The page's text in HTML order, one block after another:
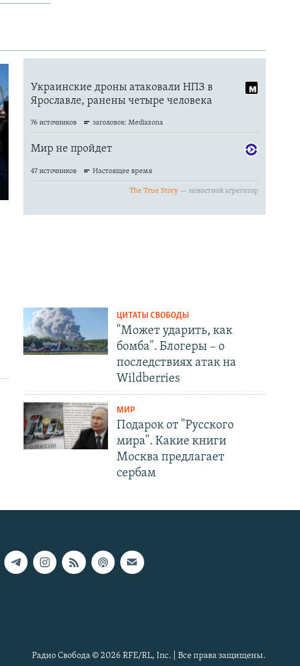
ЦИТАТЫ СВОБОДЫ
"Может ударить, как
бомба". Блогеры – о
последствиях атак на
Wildberries
МИР
Подарок от "Русского
мира". Какие книги
Москва предлагает
сербам
Радио Свобода © 2026 RFE/RL, Inc. | Все права защищены.